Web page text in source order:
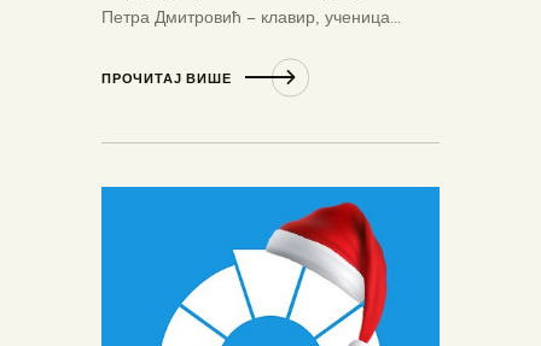
Петра Дмитровић – клавир, ученица…
ПРОЧИТАЈ ВИШЕ